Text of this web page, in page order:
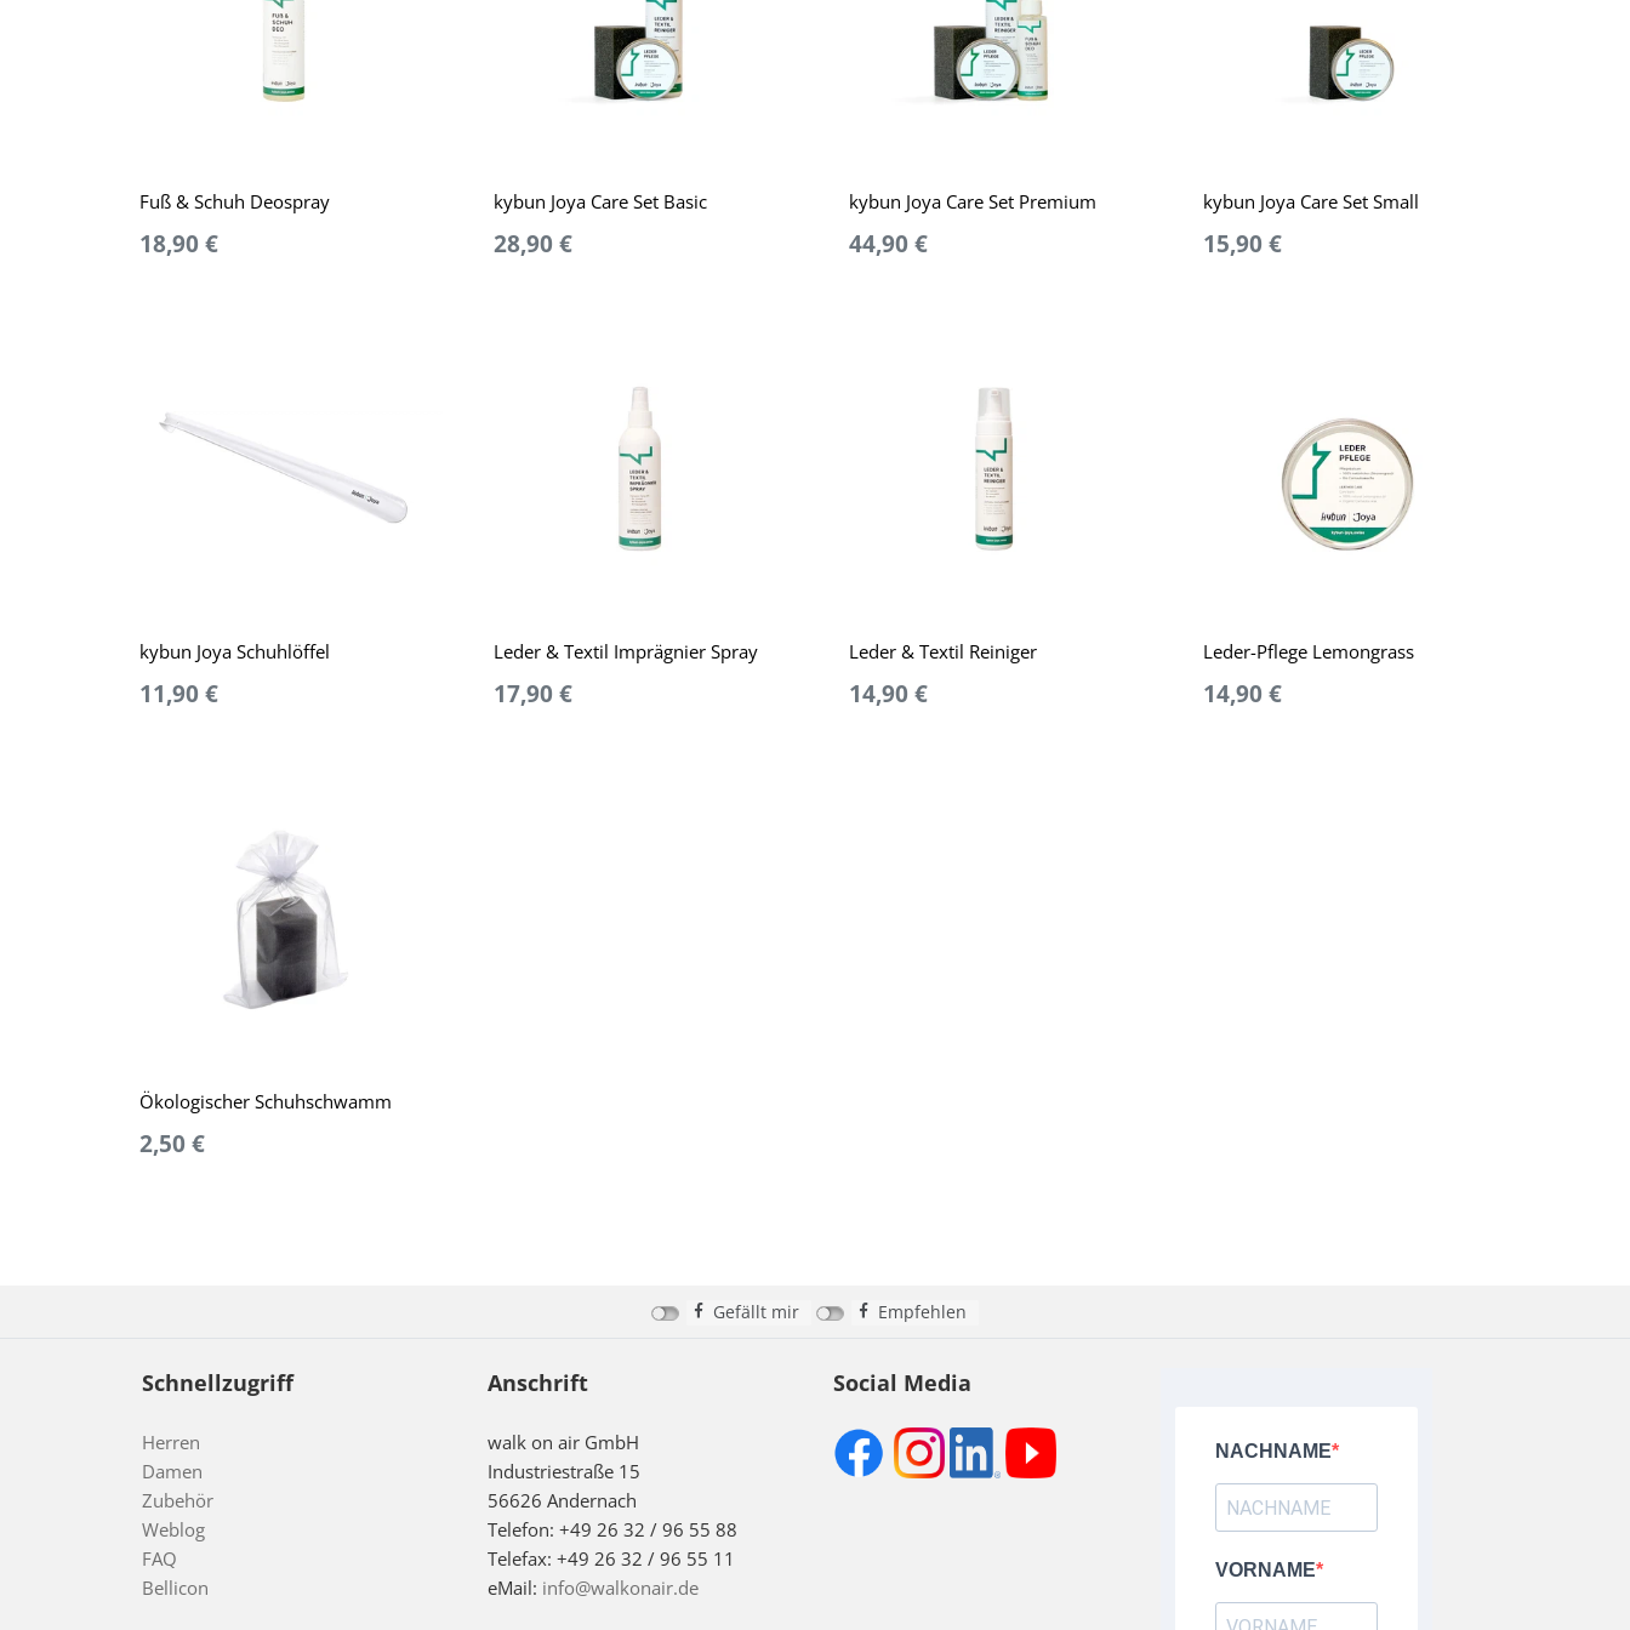
Fuß & Schuh Deospray
18,90 €
kybun Joya Care Set Basic
28,90 €
kybun Joya Care Set Premium
44,90 €
kybun Joya Care Set Small
15,90 €
kybun Joya Schuhlöffel
11,90 €
Leder & Textil Imprägnier Spray
17,90 €
Leder & Textil Reiniger
14,90 €
Leder-Pflege Lemongrass
14,90 €
Ökologischer Schuhschwamm
2,50 €
Gefällt mir Empfehlen
Schnellzugriff
Herren
Damen
Zubehör
Weblog
FAQ
Bellicon
Anschrift
walk on air GmbH
Industriestraße 15
56626 Andernach
Telefon: +49 26 32 / 96 55 88
Telefax: +49 26 32 / 96 55 11
eMail: info@walkonair.de
Social Media
NACHNAME
VORNAME